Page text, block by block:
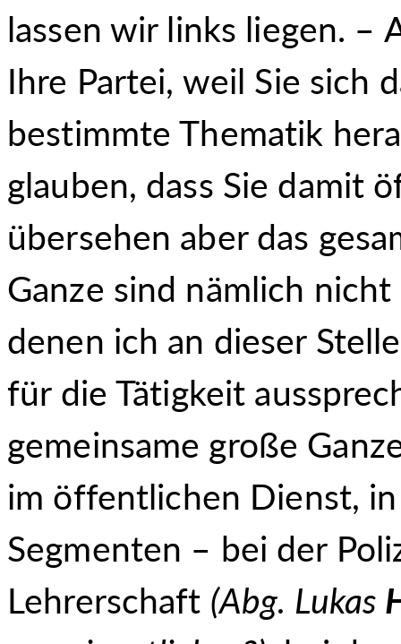
lassen wir links liegen. –
Ihre Partei, weil Sie sich
bestimmte Thematik
glauben, dass Sie damit
übersehen aber das
Ganze sind nämlich
denen ich an dieser
für die Tätigkeit
gemeinsame große
im öffentlichen Dienst,
Segmenten – bei der
Lehrerschaft (Abg. Lukas